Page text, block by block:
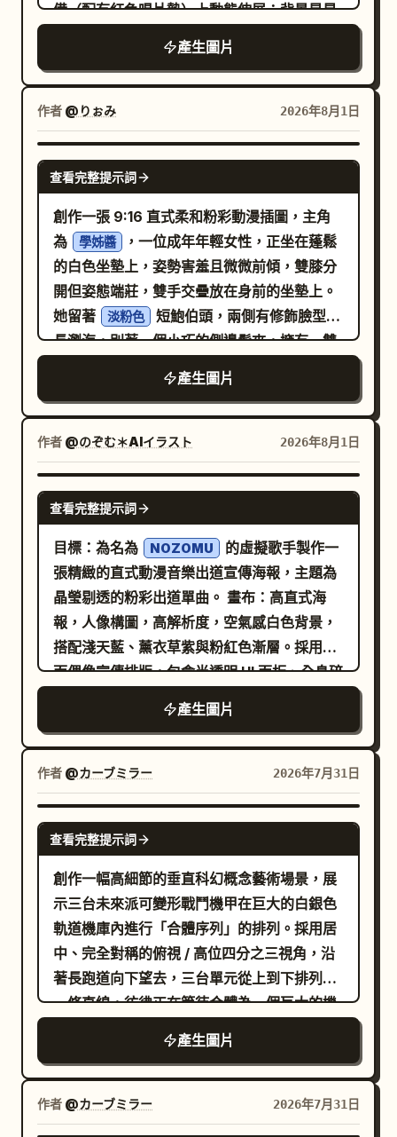
備（配有紅色唱片墊）上動態伸展；背景是星
光熠熠的夜間音樂節，頭頂掛滿金色星形花
環，巨大的彩色煙火在空中綻放，呈現洋紅
色、綠色與橙色，遠處還有城市燈火與散景效
果的摩天輪；大膽的平塗色塊，運用深紅、海
軍藍、青色與亮粉色；強烈的紅色輪廓光突顯
她的臉龐與白色連帽衫；線條粗獷清晰；絲網
印刷質感；動態荷蘭式傾斜構圖；1980 年代
城市流行（city-pop）專輯封面氛圍。風格一
致，視覺連貫性完美，EDM，Stories 風格動
畫，手持攝影，音樂感，Tech-house，派
對，彈跳，晃動鏡頭，動態感，風吹效果，透
視縮短，手部舞蹈，非語言，鏡頭左右搖擺，
不穩定鏡頭，魚眼鏡頭節奏性地上下前後移
動，DJ 表演，以舞蹈動作為主，抖肩
（shimmy），雙手向上舉起，鏡頭追蹤與旋
轉，魚眼鏡頭，流暢優雅的動作，手指沿著身
體線條滑動並配合鏡頭追蹤手部，面向觀眾的
瞬間手勢，閃爍/抖動的線條藝術，閃爍/抖動
的點描陰影，閃爍/抖動的藝術媒介，閃爍/抖
動的筆觸質感，傳統繪畫媒介，半素描風格。
產生圖片
作者 @りぉみ 2026年8月1日
GPT IMAGE 2
查看完整提示詞
創作一張 9:16 直式柔和粉彩動漫插圖，主角
為
學姊醬
，一位成年年輕女性，正坐在蓬鬆
的白色坐墊上，姿勢害羞且微微前傾，雙膝分
開但姿態端莊，雙手交疊放在身前的坐墊上。
她留著
淡粉色
短鮑伯頭，兩側有修飾臉型的
長瀏海，別著一個小巧的側邊髮夾，擁有一雙
灰色帶紫的大眼睛、細圓框眼鏡，表情帶有剛
睡醒般的慵懶與些許羞澀。為她穿上精緻的黑
白荷葉邊女僕裝：畫面中需清晰呈現 7 個主要
服裝部件，包括白色荷葉邊女僕頭飾、帶有白
色荷葉邊裝飾的黑色泡泡袖連身裙、白色圍
裙、胸前的小灰蝴蝶結、層疊的荷葉邊裙擺、
白色過膝襪配吊帶，以及白色腕飾。採用細膩
的線條、平滑的賽璐珞陰影、柔和的腮紅色
彩，呈現高品質的日系動漫風格，營造溫柔浪
漫的氛圍。構圖採置中處理，呈現從頭部到大
腿/腳部的全身像（底部略微裁切），強調荷葉
邊與蕾絲細節，無任何露骨內容。背景為極淡
的粉紅色，配有細緻的粉色矩形裝飾邊框，並
包含 8 個簡單裝飾：4 個角落的花紋捲飾、左
上角 1 個虛線愛心、右下角 1 個小愛心，以及
右側 2 個閃亮星星。整體風格乾淨通透，光影
柔和，陰影細膩，無文字，無浮水印，色調維
持
。
產生圖片
作者 @のぞむ＊AIイラスト 2026年8月1日
GPT IMAGE 2
查看完整提示詞
目標：為名為 NOZOMU
的虛擬歌手製作一
張精緻的直式動漫音樂出道宣傳海報，主題為
晶瑩剔透的粉彩出道單曲。 畫布：高直式海
報，人像構圖，高解析度，空氣感白色背景，
搭配淺天藍、薰衣草紫與粉紅色漸層。採用亮
面偶像宣傳排版，包含半透明 UI 面板、全息碎
片、閃光、散景及柔和的音樂波形圖形。 主
體：一位美麗的動漫少女，從胸部以上呈現，
身體微微轉向觀眾。她擁有一頭蓬鬆的灰金色/
淺米色頭髮，梳成鬆散的低側髮髻，帶有隨風
飄逸的髮絲與長瀏海，擁有金色棕色的大眼
睛、粉嫩腮紅，以及精緻的微張嘴表情。在頭
部左側加上粉彩花卉頭飾，必須包含 5 組清晰
可見的花朵/顏色：粉色櫻花、淺藍色繡球花、
細小的白色滿天星、淡黃綠色花苞與柔嫩綠
葉。她穿著閃爍的白銀色未來感偶像服裝，搭
配半透明肩帶、蕾絲邊、水晶頸圈、肩部束
帶、小扣環、發光的青色與粉色裝飾，並配戴
耳機麥克風，耳機發出藍光，麥克風尖端透
明。氛圍純淨、溫柔、夢幻且帶有一絲憂鬱。
中央標題設計：在下方中間放置一個巨大的發
光草寫歌名 Lumière ，採用霓虹白粉色字
體，下方帶有淡淡的底線光軌與閃光。下方加
上小小的日文片假名「ルミエール」。在標題
產生圖片
作者 @カーブミラー 2026年7月31日
GPT IMAGE 2
查看完整提示詞
創作一幅高細節的垂直科幻概念藝術場景，展
示三台未來派可變形戰鬥機甲在巨大的白銀色
軌道機庫內進行「合體序列」的排列。採用居
中、完全對稱的俯視 / 高位四分之三視角，沿
著長跑道向下望去，三台單元從上到下排列成
一條直線，彷彿正在等待合體為一個巨大的機
器人。機庫地板為光澤的淺色金屬，帶有面板
接縫、藍色發光導引條、嵌入式軌道，以及左
右兩側高大的機械支撐柱。在每個單元周圍添
加電藍色能量弧、發光的推進器光環和全息光
暈效果。 主體細節：包含精確的 3 台獨立機甲
產生圖片
作者 @カーブミラー 2026年7月31日